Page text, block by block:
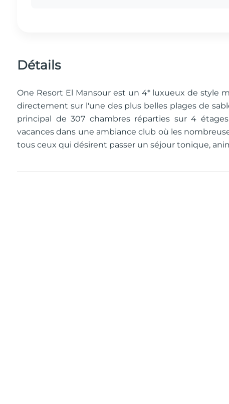
Détails
One Resort El Mansour est un 4* luxueux de style
directement sur l'une des plus belles plages de
principal de 307 chambres réparties sur 4
vacances dans une ambiance club où les
tous ceux qui désirent passer un séjour tonique,